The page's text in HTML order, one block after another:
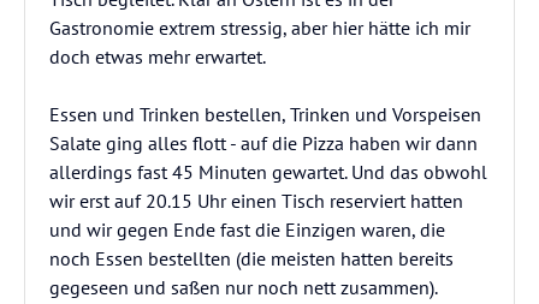
Gastronomie extrem stressig, aber hier hätte ich mir
doch etwas mehr erwartet.
Essen und Trinken bestellen, Trinken und Vorspeisen
Salate ging alles flott - auf die Pizza haben wir dann
allerdings fast 45 Minuten gewartet. Und das obwohl
wir erst auf 20.15 Uhr einen Tisch reserviert hatten
und wir gegen Ende fast die Einzigen waren, die
noch Essen bestellten (die meisten hatten bereits
gegeseen und saßen nur noch nett zusammen).